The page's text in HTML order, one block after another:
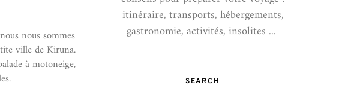
nous sommes
ville de Kiruna.
à motoneige,
itinéraire, transports, hébergements,
gastronomie, activités, insolites ...
SEARCH